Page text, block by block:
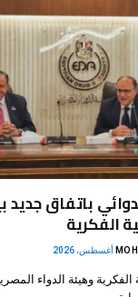
باتفاق جديد
الفكرية
وهيئة الدواء